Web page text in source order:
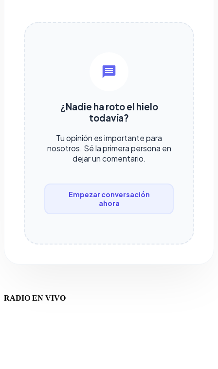
¿Nadie ha roto el hielo
todavía?
Tu opinión es importante para
nosotros. Sé la primera persona en
dejar un comentario.
Empezar conversación
ahora
RADIO EN VIVO